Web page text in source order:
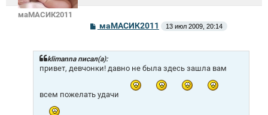
маМАСИК2011
С
б
щ
е
е
маМАСИК2011 13 июл 2009, 20:14
klimanna писал(а):
привет, девчонки! давно не была здесь зашла вам
всем пожелать удачи